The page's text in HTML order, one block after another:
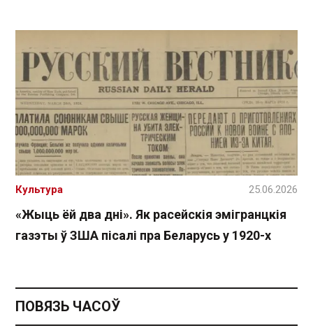
«Жыць ёй два дні». Як расейскія эмігранцкія
газэты ў ЗША пісалі пра Беларусь у 1920-х
Культура 25.06.2026
ПОВЯЗЬ ЧАСОЎ